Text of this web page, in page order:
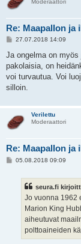
Re: Maapallon ja
V
e
t
i
27.07.2018 14:09
Ja ongelma on
pakolaisia, on
voi turvautua. Voi
silloin.
Verilettu
Moderaattori
Re: Maapallon ja
V05.08.2018 09:09
seura.fi
Jo vuonna 1962
Marion King
aiheutuvat
polttoaineiden